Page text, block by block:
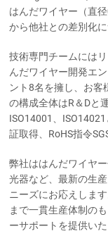
はんだワイヤー（直
から他社との差別化
技術専門チームには
んだワイヤー開発エ
ント8名を擁し、お
の構成全体はR＆Dと
ISO14001、
証取得、RoHS指令
弊社ははんだワイヤ
光器など、最新の生
ニーズにお応えしま
まで一貫生産体制の
ーサポートを提供いた